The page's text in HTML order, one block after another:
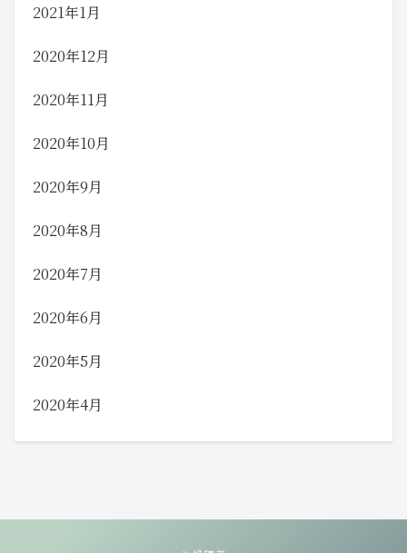
2021年1月
2020年12月
2020年11月
2020年10月
2020年9月
2020年8月
2020年7月
2020年6月
2020年5月
2020年4月